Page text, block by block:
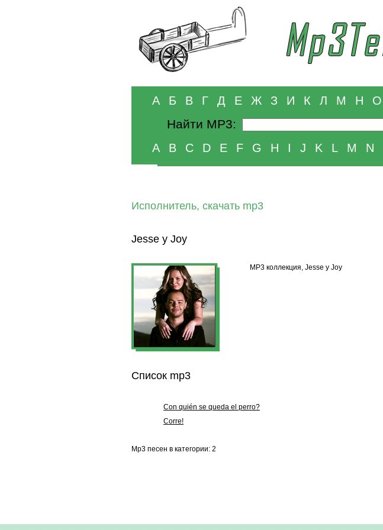
А Б В Г Д Е Ж З И К Л М Н О
Найти MP3:
A B C D E F G H I J K L M N
Исполнитель, скачать mp3
Jesse y Joy
MP3 коллекция, Jesse y Joy
Список mp3
Con quién se queda el perro?
Corre!
Mp3 песен в категории: 2